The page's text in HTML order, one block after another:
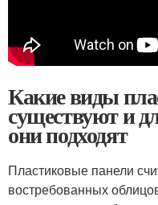
Какие виды
существуют и
они подходят
Пластиковые панели
востребованных